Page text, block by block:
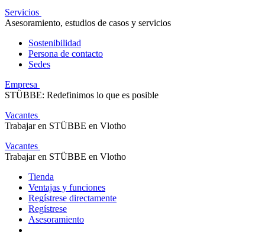
Servicios
Asesoramiento, estudios de casos y servicios
Sostenibilidad
Persona de contacto
Sedes
Empresa
STÜBBE: Redefinimos lo que es posible
Vacantes
Trabajar en STÜBBE en Vlotho
Vacantes
Trabajar en STÜBBE en Vlotho
Tienda
Ventajas y funciones
Regístrese directamente
Regístrese
Asesoramiento